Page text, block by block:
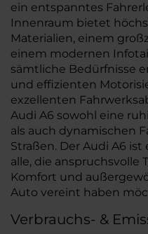
ein entspanntes
Innenraum bietet
Materialien, einem
einem modernen
sämtliche Bedürfnisse
und effizienten
exzellenten
Audi A6 sowohl eine
als auch dynamischen
Straßen. Der Audi A6
alle, die anspruchsvolle
Komfort und
Auto vereint haben
Verbrauchs- &